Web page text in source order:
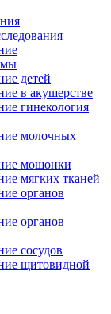
детей
в акушерстве
гинекология
молочных
мошонки
мягких тканей
органов
органов
сосудов
щитовидной